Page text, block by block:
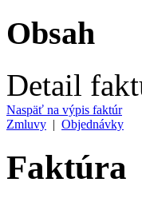
Obsah
Detail
Naspäť na výpis faktúr
Zmluvy | Objednávky
Faktúra